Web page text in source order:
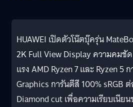
HUAWEI เปิดตัวโน๊ตบุ๊ครุ่น
2K Full View Display ความคมชั
แรง AMD Ryzen 7 และ Ryzen 5
Graphics การันตีสี 100% sRGB
Diamond cut เพื่อความเรียบเนีย